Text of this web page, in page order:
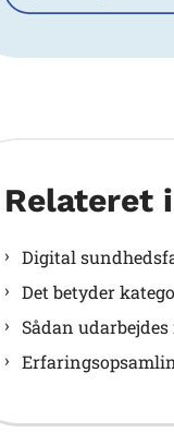
Relateret
Digital
Det betyder
Sådan